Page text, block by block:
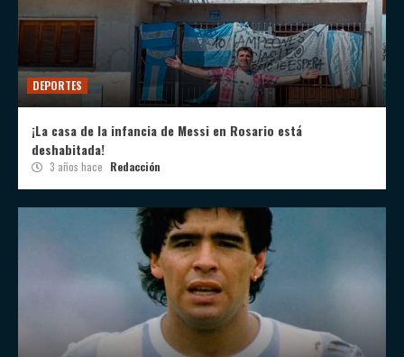
DEPORTES
¡La casa de la infancia de Messi en Rosario está
deshabitada!
3 años hace Redacción